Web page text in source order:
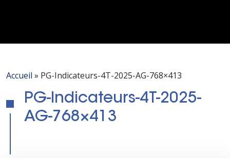
Accueil » PG-Indicateurs-4T-2025-AG-768×413
PG-Indicateurs-4T-2025-
AG-768×413